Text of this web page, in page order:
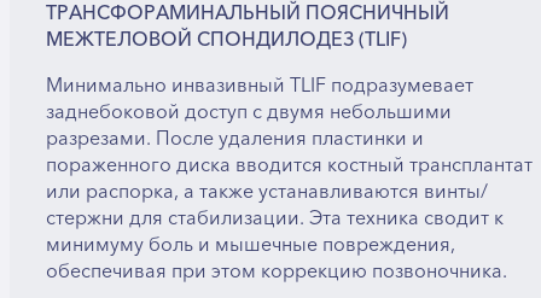
ТРАНСФОРАМИНАЛЬНЫЙ ПОЯСНИЧНЫЙ
МЕЖТЕЛОВОЙ СПОНДИЛОДЕЗ (TLIF)
Минимально инвазивный TLIF подразумевает
заднебоковой доступ с двумя небольшими
разрезами. После удаления пластинки и
пораженного диска вводится костный трансплантат
или распорка, а также устанавливаются винты/
стержни для стабилизации. Эта техника сводит к
минимуму боль и мышечные повреждения,
обеспечивая при этом коррекцию позвоночника.